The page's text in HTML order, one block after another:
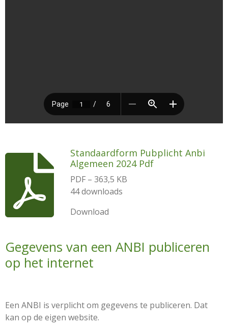
Standaardform Pubplicht Anbi
Algemeen 2024 Pdf
PDF – 363,5 KB
44 downloads
Download
Gegevens van een ANBI publiceren
op het internet
Een ANBI is verplicht om gegevens te publiceren. Dat
kan op de eigen website.